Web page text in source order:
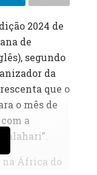
2024 de
de
segundo
da
que o
o mês de
a
na África do